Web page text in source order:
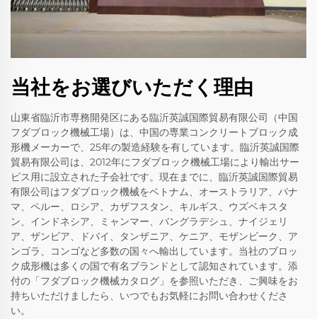
当社をお選びいただく理由
山東省臨沂市専務開発区にある臨沂英誠国際貿易有限公司（中国
フダブロック機械工場）は、中国の専業コンクリートブロック成
形機メーカーで、25年の製造経験を有しています。臨沂英誠国際
貿易有限公司は、2012年にフダブロック機械工場により輸出サー
ビス用に設立された子会社です。現在までに、臨沂英誠国際貿易
有限公司はフダブロック機械をベトナム、オーストラリア、パナ
マ、ペルー、ロシア、カザフスタン、キルギス、ウズベキスタ
ン、インドネシア、ミャンマー、バングラデシュ、ナイジェリ
ア、ザンビア、ドバイ、タンザニア、ケニア、モザンビーク、ア
ンゴラ、コンゴなど多数の国々へ輸出しています。当社のブロッ
ク成形機は多くの国で有名ブランドとして認知されています。添
付の「フダブロック機械カタログ」を参照いただき、ご興味をお
持ちいただけましたら、いつでもお気軽にお問い合わせくださ
い。